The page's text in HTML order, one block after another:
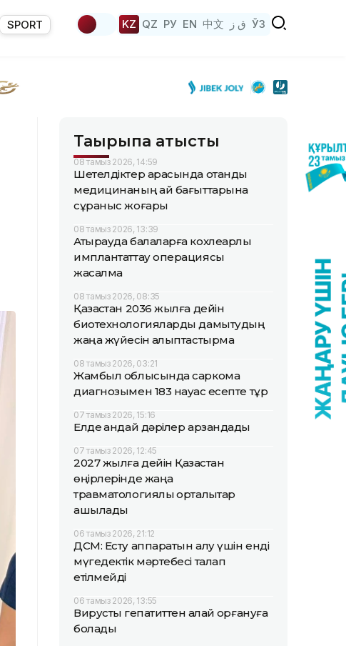
SPORT KZ QZ РУ EN 中文 ق ز ЎЗ
Тақырыпқа қатысты
08 тамыз 2026, 14:59
Шетелдіктер арасында отандық
медицинаның қай бағыттарына
сұраныс жоғары
08 тамыз 2026, 13:39
Атырауда балаларға кохлеарлық
имплантаттау операциясы
жасалмақ
08 тамыз 2026, 08:35
Қазақстан 2036 жылға дейін
биотехнологияларды дамытудың
жаңа жүйесін қалыптастырмақ
08 тамыз 2026, 03:21
Жамбыл облысында саркома
диагнозымен 183 науқас есепте тұр
07 тамыз 2026, 15:16
Елде қандай дәрілер арзандады
07 тамыз 2026, 12:45
2027 жылға дейін Қазақстан
өңірлерінде жаңа
травматологиялық орталықтар
ашылады
06 тамыз 2026, 21:12
ДСМ: Есту аппаратын алу үшін енді
мүгедектік мәртебесі талап
етілмейді
06 тамыз 2026, 13:55
Вирустық гепатиттен қалай қорғануға
болады